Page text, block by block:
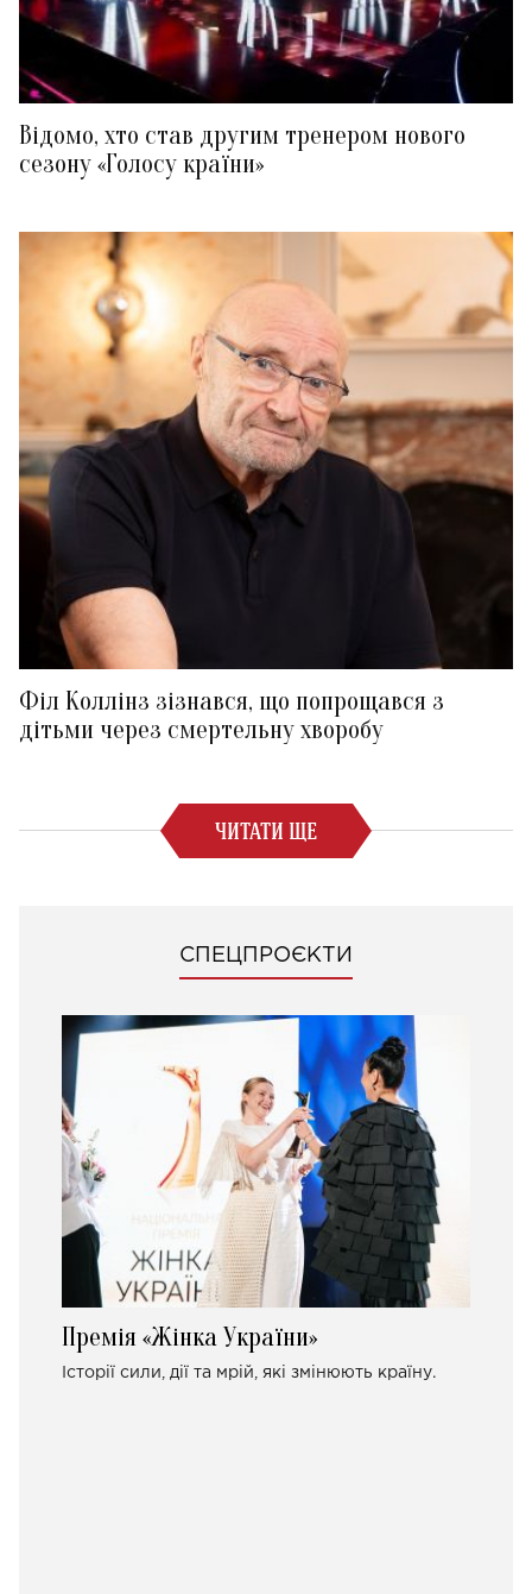
Відомо, хто став другим тренером нового
сезону «Голосу країни»
Філ Коллінз зізнався, що попрощався з
дітьми через смертельну хворобу
ЧИТАТИ ЩЕ
СПЕЦПРОЄКТИ
Премія «Жінка України»
Історії сили, дії та мрій, які змінюють країну.